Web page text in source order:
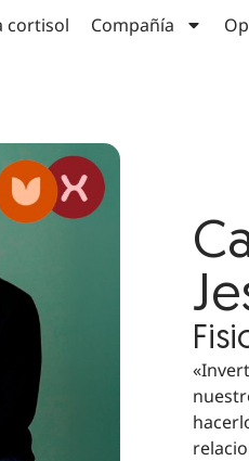
cortisol Compañía